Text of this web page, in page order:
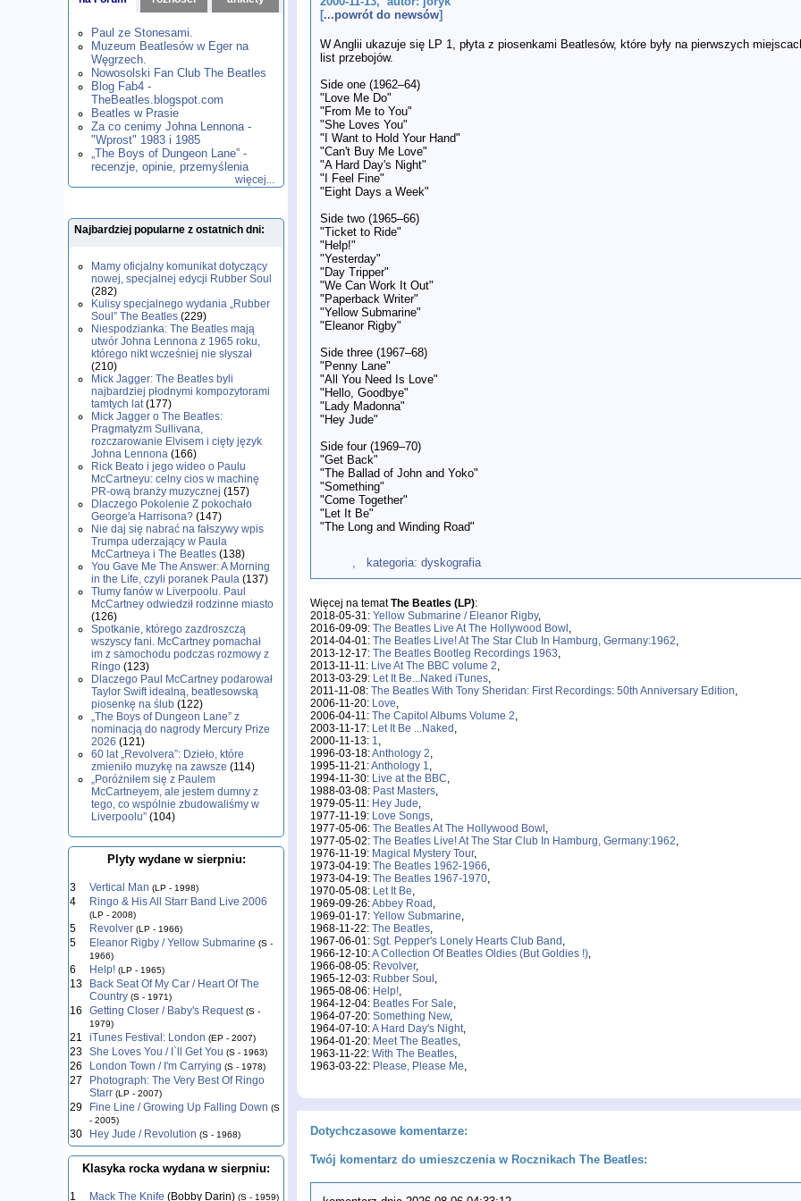
,1982,1983 ,1984,
1985, 1986,1987,1988
1990,1991 ,1992,1993 ,1994,
1995,1996, 1999
2000,2001,2002 ,2003,2004,
2005,2006, 2007
2010,2011,2012,2013,2014
2015,2016, 2017,
2020,2021,2022,2023,2024 ,
2025,2026
Paul ze Stonesami.
Muzeum Beatlesów w Eger na
Węgrzech.
Nowosolski Fan Club The Beatles
Blog Fab4 -
TheBeatles.blogspot.com
Beatles w Prasie
Za co cenimy Johna Lennona -
"Wprost" 1983 i 1985
„The Boys of Dungeon Lane” -
recenzje, opinie, przemyślenia
więcej...
Najbardziej popularne z ostatnich dni:
Mamy oficjalny komunikat dotyczący
nowej, specjalnej edycji Rubber Soul
(282)
Kulisy specjalnego wydania „Rubber
Soul” The Beatles (229)
Niespodzianka: The Beatles mają
utwór Johna Lennona z 1965 roku,
którego nikt wcześniej nie słyszał
(210)
Mick Jagger: The Beatles byli
najbardziej płodnymi kompozytorami
tamtych lat(177)
Mick Jagger o The Beatles:
Pragmatyzm Sullivana,
rozczarowanie Elvisem i cięty język
Johna Lennona (166)
Rick Beato i jego wideo o Paulu
McCartneyu: celny cios w machinę
PR-ową branży muzycznej (157)
Dlaczego Pokolenie Z pokochało
George'a Harrisona? (147)
Nie daj się nabrać na fałszywy wpis
Trumpa uderzający w Paula
McCartneya i The Beatles (138)
You Gave Me The Answer: A Morning
in the Life, czyli poranek Paula (137)
Tłumy fanów w Liverpoolu. Paul
McCartney odwiedził rodzinne miasto
(126)
Spotkanie, którego zazdroszczą
wszyscy fani. McCartney pomachał
im z samochodu podczas rozmowy z
Ringo (123)
Dlaczego Paul McCartney podarował
Taylor Swift idealną, beatlesowską
piosenkę na ślub (122)
„The Boys of Dungeon Lane” z
nominacją do nagrody Mercury Prize
2026 (121)
60 lat „Revolvera”: Dzieło, które
zmieniło muzykę na zawsze (114)
„Poróżniłem się z Paulem
McCartneyem, ale jestem dumny z
tego, co wspólnie zbudowaliśmy w
Liverpoolu” (104)
Plyty wydane w sierpniu:
3 Vertical Man (LP - 1998)
4 Ringo & His All Starr Band Live 2006
(LP - 2008)
5 Revolver (LP - 1966)
5 Eleanor Rigby / Yellow Submarine (S -
1966)
6 Help! (LP - 1965)
13
Back Seat Of My Car / Heart Of The
Country (S - 1971)
16 Getting Closer / Baby's Request (S -
1979)
21 iTunes Festival: London (EP - 2007)
23 She Loves You / I`ll Get You (S - 1963)
26 London Town / I'm Carrying (S - 1978)
27
Photograph: The Very Best Of Ringo
Starr (LP - 2007)
29 Fine Line / Growing Up Falling Down (S
- 2005)
30 Hey Jude / Revolution (S - 1968)
Klasyka rocka wydana w sierpniu:
1 Mack The Knife (Bobby Darin) (S - 1959)
[...powrót do newsów]
W Anglii ukazuje się LP 1, płyta z piosenkami Beatlesów, które były na pierwszych
list przebojów.
Side one (1962–64)
"Love Me Do"
"From Me to You"
"She Loves You"
"I Want to Hold Your Hand"
"Can't Buy Me Love"
"A Hard Day's Night"
"I Feel Fine"
"Eight Days a Week"
Side two (1965–66)
"Ticket to Ride"
"Help!"
"Yesterday"
"Day Tripper"
"We Can Work It Out"
"Paperback Writer"
"Yellow Submarine"
"Eleanor Rigby"
Side three (1967–68)
"Penny Lane"
"All You Need Is Love"
"Hello, Goodbye"
"Lady Madonna"
"Hey Jude"
Side four (1969–70)
"Get Back"
"The Ballad of John and Yoko"
"Something"
"Come Together"
"Let It Be"
"The Long and Winding Road"
, kategoria: dyskografia
Więcej na tematThe Beatles (LP):
2018-05-31: Yellow Submarine / Eleanor Rigby,
2016-09-09: The Beatles Live At The Hollywood Bowl
2014-04-01: The Beatles Live! At The Star Club In Hamburg, Germany:1962
2013-12-17: The Beatles Bootleg Recordings 1963
2013-11-11: Live At The BBC volume 2
2013-03-29: Let It Be...Naked iTunes
2011-11-08: The Beatles With Tony Sheridan: First Recordings: 50th Anniversary Edition
2006-11-20: Love
2006-04-11: The Capitol Albums Volume 2
2003-11-17: Let It Be ...Naked
2000-11-13: 1
1996-03-18:Anthology 2
1995-11-21:Anthology 1
1994-11-30: Live at the BBC
1988-03-08: Past Masters
1979-05-11: Hey Jude
1977-11-19: Love Songs
1977-05-06: The Beatles At The Hollywood Bowl
1977-05-02: The Beatles Live! At The Star Club In Hamburg, Germany:1962
1976-11-19: Magical Mystery Tour,
1973-04-19: The Beatles 1962-1966
1973-04-19: The Beatles 1967-1970
1970-05-08: Let It Be
1969-09-26:Abbey Road
1969-01-17: Yellow Submarine
1968-11-22: The Beatles
1967-06-01: Sgt. Pepper's Lonely Hearts Club Band
1966-12-10:A Collection Of Beatles Oldies (But Goldies !)
1966-08-05: Revolver,
1965-12-03: Rubber Soul
1965-08-06: Help!
1964-12-04: Beatles For Sale
1964-07-20: Something New,
1964-07-10:A Hard Day's Night
1964-01-20: Meet The Beatles
1963-11-22: With The Beatles
1963-03-22: Please, Please Me
Dotychczasowe komentarze:
Twój komentarz do umieszczenia w Rocznikach The Beatles: